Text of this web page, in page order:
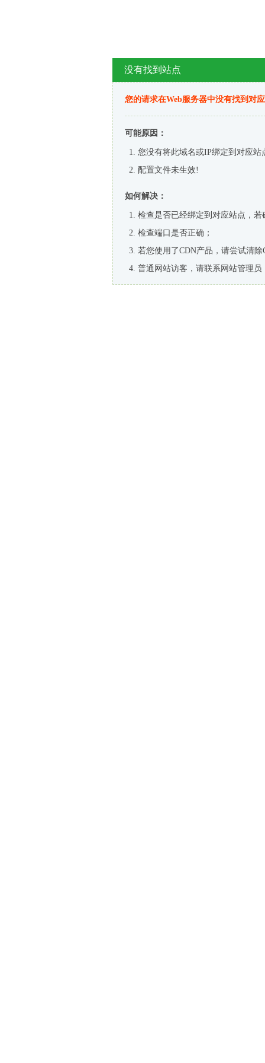
没有找到站点
您的请求在Web服务器中没有找到对
可能原因：
您没有将此域名或IP绑定到对应站
配置文件未生效!
如何解决：
检查是否已经绑定到对应站点，
检查端口是否正确；
若您使用了CDN产品，请尝试清除
普通网站访客，请联系网站管理员